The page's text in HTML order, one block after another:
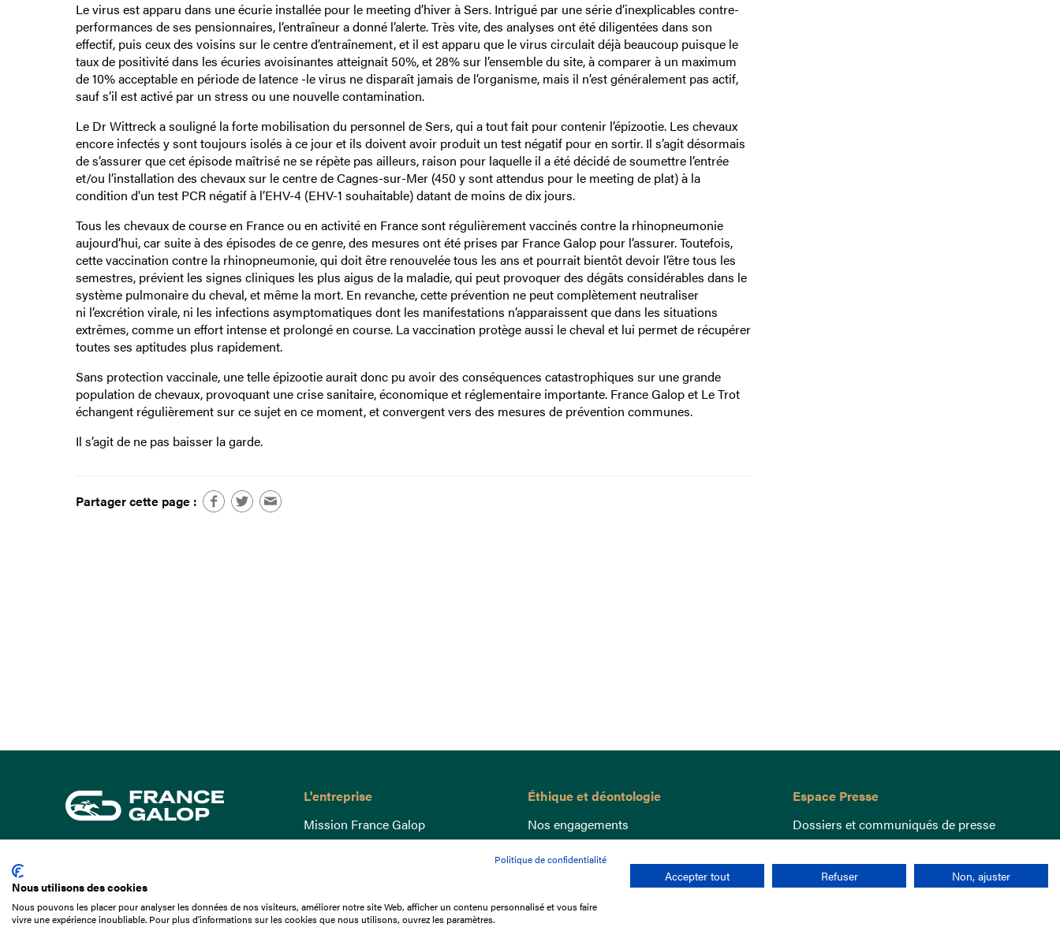
Le virus est apparu dans une écurie installée pour le meeting d’hiver à Sers. Intrigué par une série d’inexplicables contre-
performances de ses pensionnaires, l’entraîneur a donné l’alerte. Très vite, des analyses ont été diligentées dans son
effectif, puis ceux des voisins sur le centre d’entraînement, et il est apparu que le virus circulait déjà beaucoup puisque le
taux de positivité dans les écuries avoisinantes atteignait 50%, et 28% sur l’ensemble du site, à comparer à un maximum
de 10% acceptable en période de latence -le virus ne disparaît jamais de l’organisme, mais il n’est généralement pas actif,
sauf s’il est activé par un stress ou une nouvelle contamination.
Le Dr Wittreck a souligné la forte mobilisation du personnel de Sers, qui a tout fait pour contenir l’épizootie. Les chevaux
encore infectés y sont toujours isolés à ce jour et ils doivent avoir produit un test négatif pour en sortir. Il s’agit désormais
de s’assurer que cet épisode maîtrisé ne se répète pas ailleurs, raison pour laquelle il a été décidé de soumettre l’entrée
et/ou l’installation des chevaux sur le centre de Cagnes-sur-Mer (450 y sont attendus pour le meeting de plat) à la
condition d'un test PCR négatif à l’EHV-4 (EHV-1 souhaitable) datant de moins de dix jours.
Tous les chevaux de course en France ou en activité en France sont régulièrement vaccinés contre la rhinopneumonie
aujourd’hui, car suite à des épisodes de ce genre, des mesures ont été prises par France Galop pour l’assurer. Toutefois,
cette vaccination contre la rhinopneumonie, qui doit être renouvelée tous les ans et pourrait bientôt devoir l’être tous les
semestres, prévient les signes cliniques les plus aigus de la maladie, qui peut provoquer des dégâts considérables dans le
système pulmonaire du cheval, et même la mort. En revanche, cette prévention ne peut complètement neutraliser
ni l’excrétion virale, ni les infections asymptomatiques dont les manifestations n’apparaissent que dans les situations
extrêmes, comme un effort intense et prolongé en course. La vaccination protège aussi le cheval et lui permet de récupérer
toutes ses aptitudes plus rapidement.
Sans protection vaccinale, une telle épizootie aurait donc pu avoir des conséquences catastrophiques sur une grande
population de chevaux, provoquant une crise sanitaire, économique et réglementaire importante. France Galop et Le Trot
échangent régulièrement sur ce sujet en ce moment, et convergent vers des mesures de prévention communes.
Il s’agit de ne pas baisser la garde.
Partager cette page :
01 49 10 20 29
L'entreprise
Mission France Galop
Gouvernance
Comprendre les courses
Éthique et déontologie
Nos engagements
Lutte anti-dopage
Bien être equin
Index Egalité Femmes-Hommes
Jeu responsable
Espace Presse
Dossiers et communiqués de presse
Politique de confidentialité
Nous utilisons des cookies
Nous pouvons les placer pour analyser les données de nos visiteurs, améliorer notre site Web, afficher un contenu personnalisé et vous faire
vivre une expérience inoubliable. Pour plus d'informations sur les cookies que nous utilisons, ouvrez les paramètres.
Accepter tout Refuser Non, ajuster